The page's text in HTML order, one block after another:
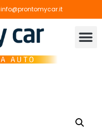
info@prontomycar.it